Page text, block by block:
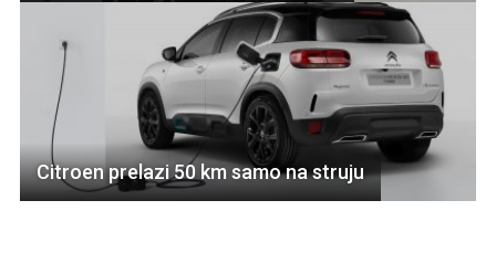
Citroen prelazi 50 km samo na struju